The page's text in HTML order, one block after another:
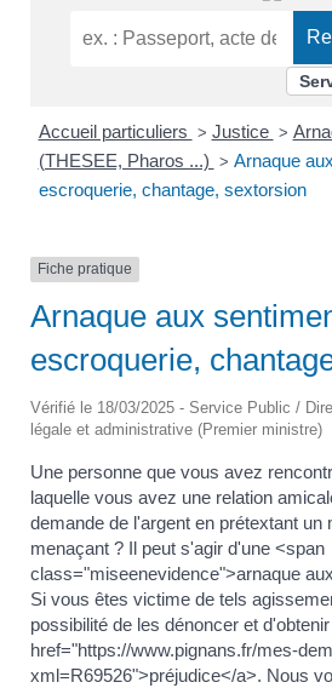
Accueil particuliers > Justice >
(THESEE, Pharos ...) > Arnaque
escroquerie, chantage, sextorsion
Fiche pratique
Arnaque aux
escroquerie,
Vérifié le 18/03/2025 - Service Public /
légale et administrative (Premier ministre)
Une personne que vous avez
laquelle vous avez une relation
demande de l'argent en prétextant un
menaçant ? Il peut s'agir d'une <span
class="miseenevidence">arnaque
Si vous êtes victime de tels
possibilité de les dénoncer et
href="https://www.pignans.fr/mes-
xml=R69526">préjudice</a>. Nous